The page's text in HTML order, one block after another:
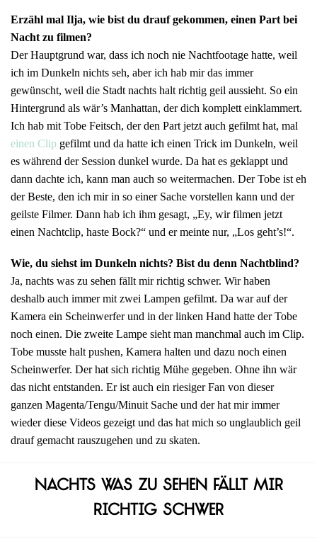
Erzähl mal Ilja, wie bist du drauf gekommen, einen Part bei
Nacht zu filmen?
Der Hauptgrund war, dass ich noch nie Nachtfootage hatte, weil
ich im Dunkeln nichts seh, aber ich hab mir das immer
gewünscht, weil die Stadt nachts halt richtig geil aussieht. So ein
Hintergrund als wär’s Manhattan, der dich komplett einklammert.
Ich hab mit Tobe Feitsch, der den Part jetzt auch gefilmt hat, mal
einen Clip gefilmt und da hatte ich einen Trick im Dunkeln, weil
es während der Session dunkel wurde. Da hat es geklappt und
dann dachte ich, kann man auch so weitermachen. Der Tobe ist eh
der Beste, den ich mir in so einer Sache vorstellen kann und der
geilste Filmer. Dann hab ich ihm gesagt, „Ey, wir filmen jetzt
einen Nachtclip, haste Bock?“ und er meinte nur, „Los geht’s!“.
Wie, du siehst im Dunkeln nichts? Bist du denn Nachtblind?
Ja, nachts was zu sehen fällt mir richtig schwer. Wir haben
deshalb auch immer mit zwei Lampen gefilmt. Da war auf der
Kamera ein Scheinwerfer und in der linken Hand hatte der Tobe
noch einen. Die zweite Lampe sieht man manchmal auch im Clip.
Tobe musste halt pushen, Kamera halten und dazu noch einen
Scheinwerfer. Der hat sich richtig Mühe gegeben. Ohne ihn wär
das nicht entstanden. Er ist auch ein riesiger Fan von dieser
ganzen Magenta/Tengu/Minuit Sache und der hat mir immer
wieder diese Videos gezeigt und das hat mich so unglaublich geil
drauf gemacht rauszugehen und zu skaten.
Nachts was zu sehen fällt mir
richtig schwer